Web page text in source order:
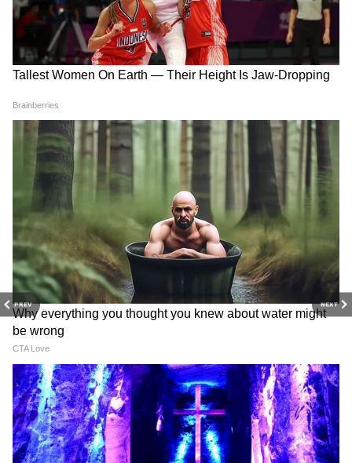
PREV NEXT
Virat Kohli: IPL ट्रॉफी के साथ अनुष्का संग डांस, RCB के
जश्न में किंग कोहली ने लूटी महफिल-WATCH
Virat Kohli: जब 13 साल के कोहली का भरा गया था फॉर्म,
कोच ने बैटिंग में दिए थे 5 में से 4 नंबर!
RECOMMENDED STORIES
शतक का लंबा सूखा खत्म करने को
तैयार लाबुशेन, बांग्लादेश सीरीज पर
नजरें
को 6-4 से हराकर फाइनल में जगह
बनाई